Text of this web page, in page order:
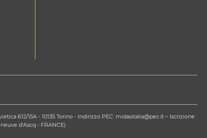
612/15A - 10135 Torino - Indirizzo PEC: midasitalia@pec.it – Iscrizione
d'Ascq - FRANCE).